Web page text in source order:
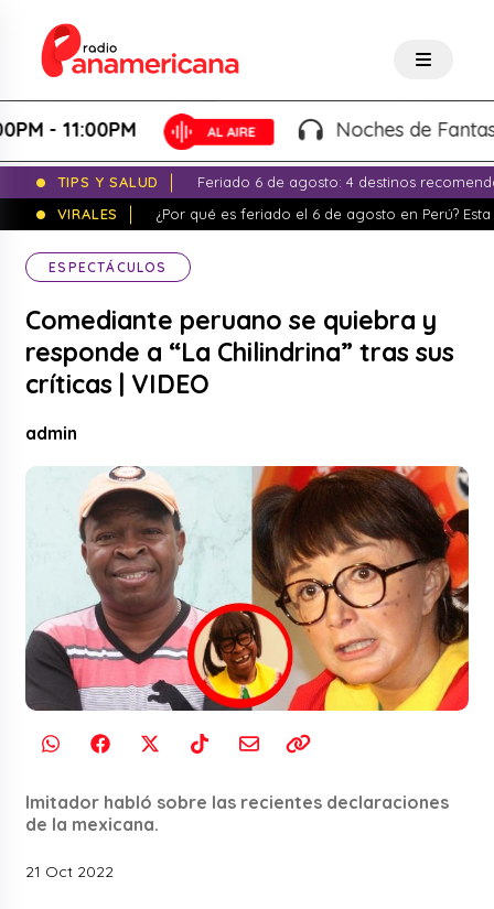
11:00PM Noches de Fantasía -
TIPS Y SALUD
Feriado 6 de agosto: 4 destinos
VIRALES
¿Por qué es feriado el 6 de agosto en Perú?
ESPECTÁCULOS
Comediante peruano se quiebra y
responde a “La Chilindrina” tras sus
críticas | VIDEO
admin
Imitador habló sobre las recientes declaraciones
de la mexicana.
21 Oct 2022